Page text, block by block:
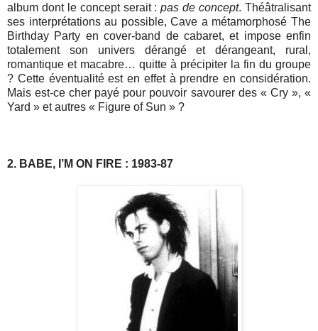
album dont le concept serait :pas de concept. Théâtralisant
ses interprétations au possible, Cave a métamorphosé The
Birthday Party en cover-band de cabaret, et impose enfin
totalement son univers dérangé et dérangeant, rural,
romantique et macabre… quitte à précipiter la fin du groupe
? Cette éventualité est en effet à prendre en considération.
Mais est-ce cher payé pour pouvoir savourer des « Cry », «
Yard » et autres « Figure of Sun » ?
2. BABE, I’M ON FIRE : 1983-87